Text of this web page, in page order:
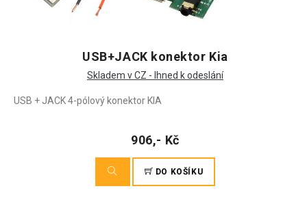
USB+JACK konektor Kia
Skladem v CZ - Ihned k odeslání
USB + JACK 4-pólový konektor KIA
906,- Kč
DO KOŠÍKU